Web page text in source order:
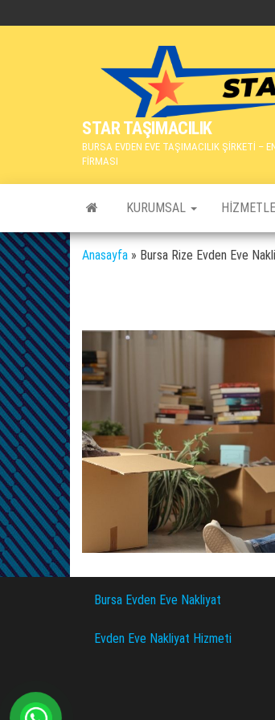
STAR TAŞIMACILIK
BURSA EVDEN EVE TAŞIMACILIK ŞİRKETİ –
FİRMASI
KURUMSAL
Anasayfa » Bursa Rize Evden Eve
Bursa Evden Eve Nakliyat
Evden Eve Nakliyat Hizmeti